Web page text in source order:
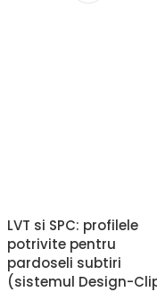
LVT si SPC: profilele
potrivite pentru
pardoseli subtiri
(sistemul Design-